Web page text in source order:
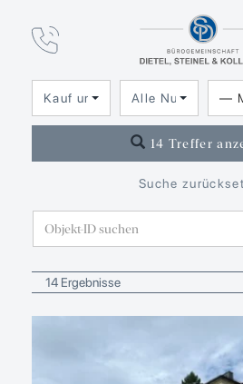
Mehrfamilienhaus
Kauf und MieteAlle —
14 Treffer
Suche
14 Ergebnisse